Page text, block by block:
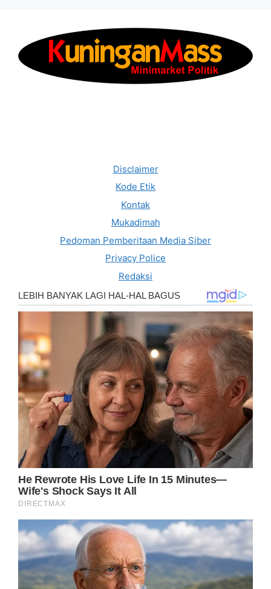
Disclaimer
Kode Etik
Kontak
Mukadimah
Pedoman Pemberitaan Media Siber
Privacy Police
Redaksi